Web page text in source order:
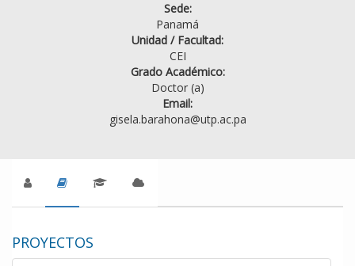
Sede:
Panamá
Unidad / Facultad:
CEI
Grado Académico:
Doctor (a)
Email:
gisela.barahona@utp.ac.pa
PROYECTOS